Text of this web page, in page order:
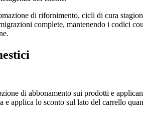
di rifornimento, cicli di cura
complete, mantenendo i codici
di abbonamento sui prodotti e
applica lo sconto sul lato del carrello